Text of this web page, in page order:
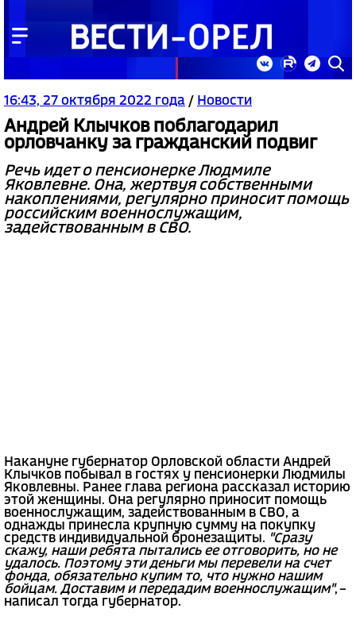
16:43, 27 октября 2022 года / Новости
Андрей Клычков поблагодарил
орловчанку за гражданский подвиг
Речь идет о пенсионерке Людмиле
Яковлевне. Она, жертвуя собственными
накоплениями, регулярно приносит помощь
российским военнослужащим,
задействованным в СВО.
Накануне губернатор Орловской области Андрей
Клычков побывал в гостях у пенсионерки Людмилы
Яковлевны. Ранее глава региона рассказал историю
этой женщины. Она регулярно приносит помощь
военнослужащим, задействованным в СВО, а
однажды принесла крупную сумму на покупку
средств индивидуальной бронезащиты. "Сразу
скажу, наши ребята пытались ее отговорить, но не
удалось. Поэтому эти деньги мы перевели на счет
фонда, обязательно купим то, что нужно нашим
бойцам. Доставим и передадим военнослужащим", –
написал тогда губернатор.